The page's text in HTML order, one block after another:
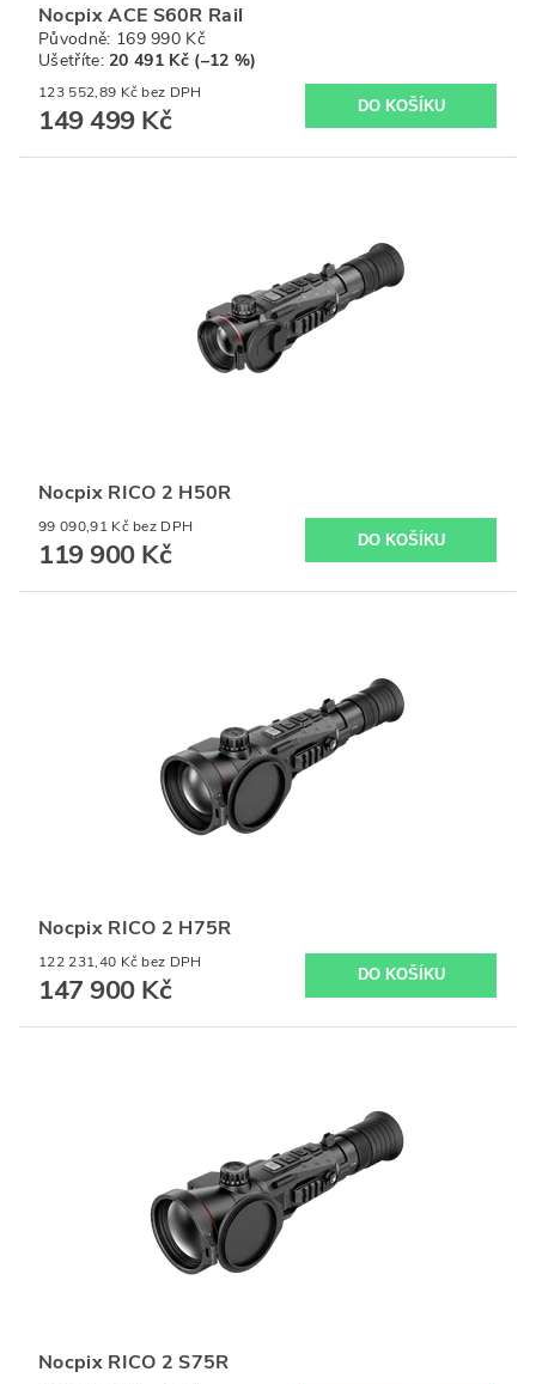
Nocpix ACE S60R Rail
Původně: 169 990 Kč
Ušetříte: 20 491 Kč (–12 %)
123 552,89 Kč bez DPH
149 499 Kč
Nocpix RICO 2 H50R
99 090,91 Kč bez DPH
119 900 Kč
Nocpix RICO 2 H75R
122 231,40 Kč bez DPH
147 900 Kč
Nocpix RICO 2 S75R